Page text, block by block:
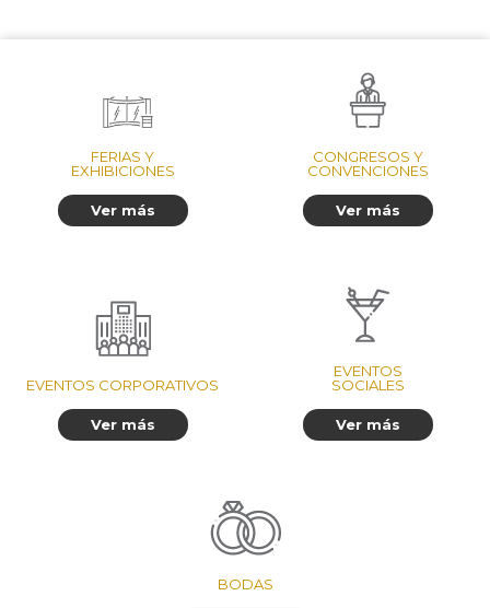
FERIAS Y
EXHIBICIONES
Ver más
CONGRESOS Y
CONVENCIONES
Ver más
EVENTOS CORPORATIVOS
Ver más
EVENTOS
SOCIALES
Ver más
BODAS